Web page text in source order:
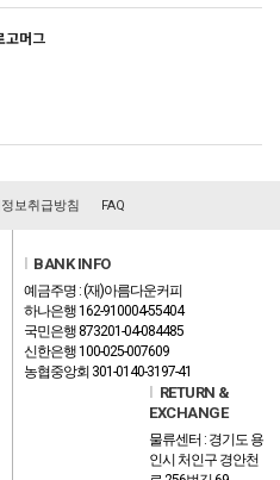
고머그
보취급방침 FAQ
BANK INFO
예금주명 : (재)아름다운커피
하나은행 162-910004-55404
국민은행 873201-04-084485
신한은행 100-025-007609
농협중앙회 301-0140-3197-41
RETURN &
EXCHANGE
물류센터 : 경기도 용
인시 처인구 경안천